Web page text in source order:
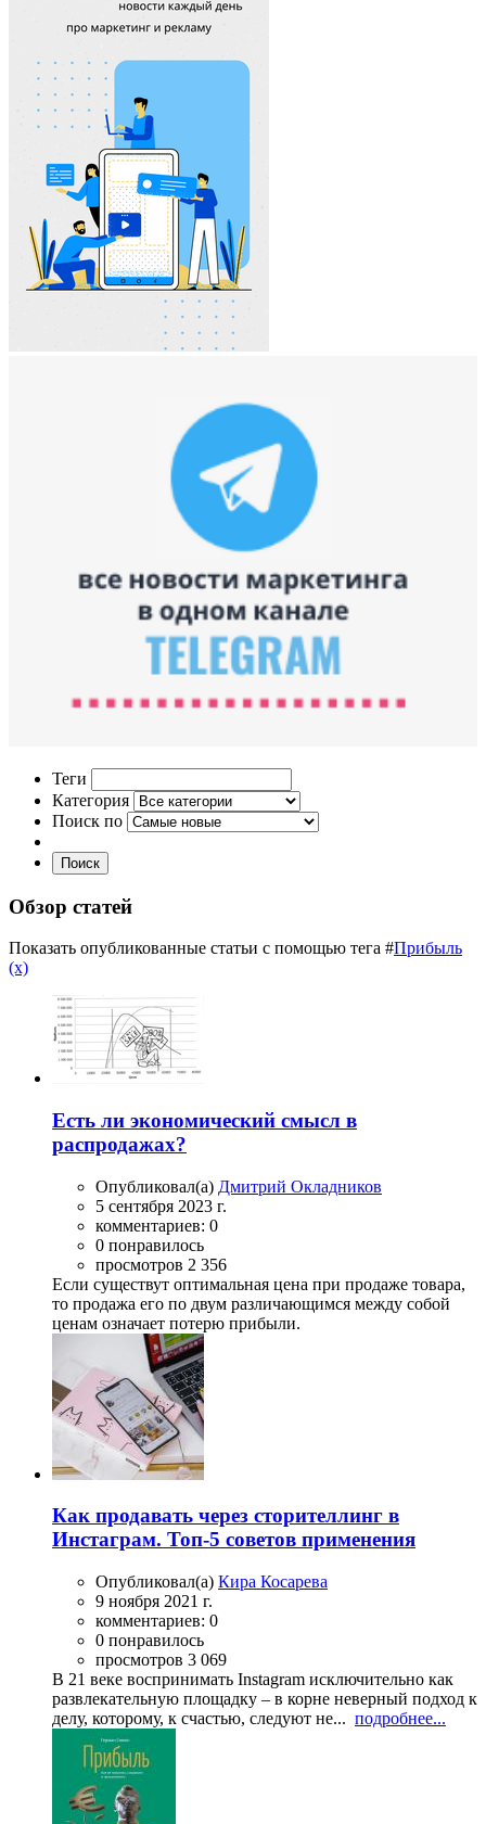
Теги
Категория
Поиск по
Поиск
Обзор статей
Показать опубликованные статьи с помощью тега #Прибыль
(x)
Есть ли экономический смысл в
распродажах?
Опубликовал(а) Дмитрий Окладников
5 сентября 2023 г.
комментариев: 0
0 понравилось
просмотров 2 356
Если существут оптимальная цена при продаже товара,
то продажа его по двум различающимся между собой
ценам означает потерю прибыли.
Как продавать через сторителлинг в
Инстаграм. Топ-5 советов применения
Опубликовал(а) Кира Косарева
9 ноября 2021 г.
комментариев: 0
0 понравилось
просмотров 3 069
В 21 веке воспринимать Instagram исключительно как
развлекательную площадку – в корне неверный подход к
делу, которому, к счастью, следуют не... подробнее...